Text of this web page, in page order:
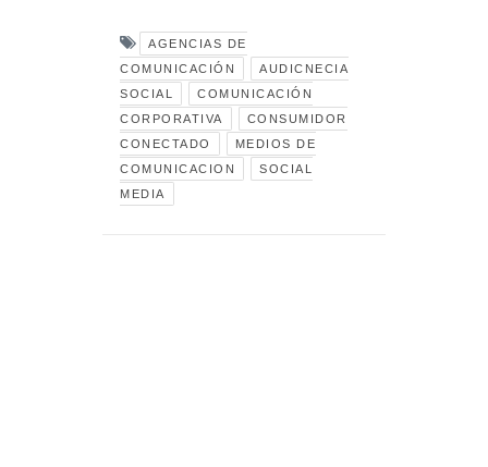
AGENCIAS DE
COMUNICACIÓN
AUDICNECIA
SOCIAL
COMUNICACIÓN
CORPORATIVA
CONSUMIDOR
CONECTADO
MEDIOS DE
COMUNICACION
SOCIAL
MEDIA